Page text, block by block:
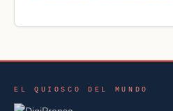
EL QUIOSCO DEL MUNDO